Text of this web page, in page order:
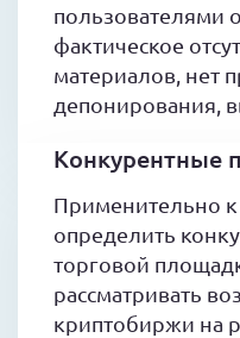
пользователями
фактическое
материалов, нет
депонирования,
Конкурентные
Применительно
определить
торговой
рассматривать
криптобиржи на